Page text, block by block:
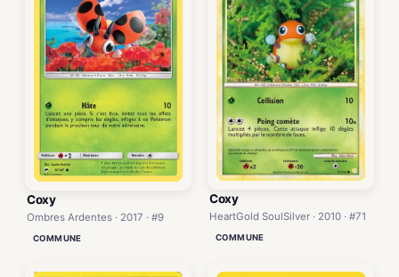
Coxy
Ombres Ardentes · 2017 · #9
COMMUNE
Coxy
HeartGold SoulSilver · 2010 · #71
COMMUNE